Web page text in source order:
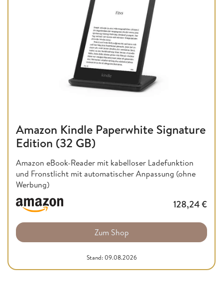
Amazon Kindle Paperwhite Signature
Edition (32 GB)
Amazon eBook-Reader mit kabelloser Ladefunktion
und Fronstlicht mit automatischer Anpassung (ohne
Werbung)
128,24€
Zum Shop
Stand: 09.08.2026